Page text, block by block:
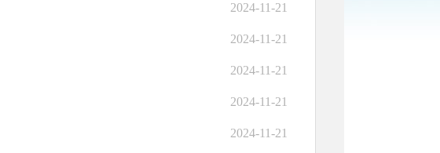
2024-11-21
2024-11-21
2024-11-21
2024-11-21
2024-11-21